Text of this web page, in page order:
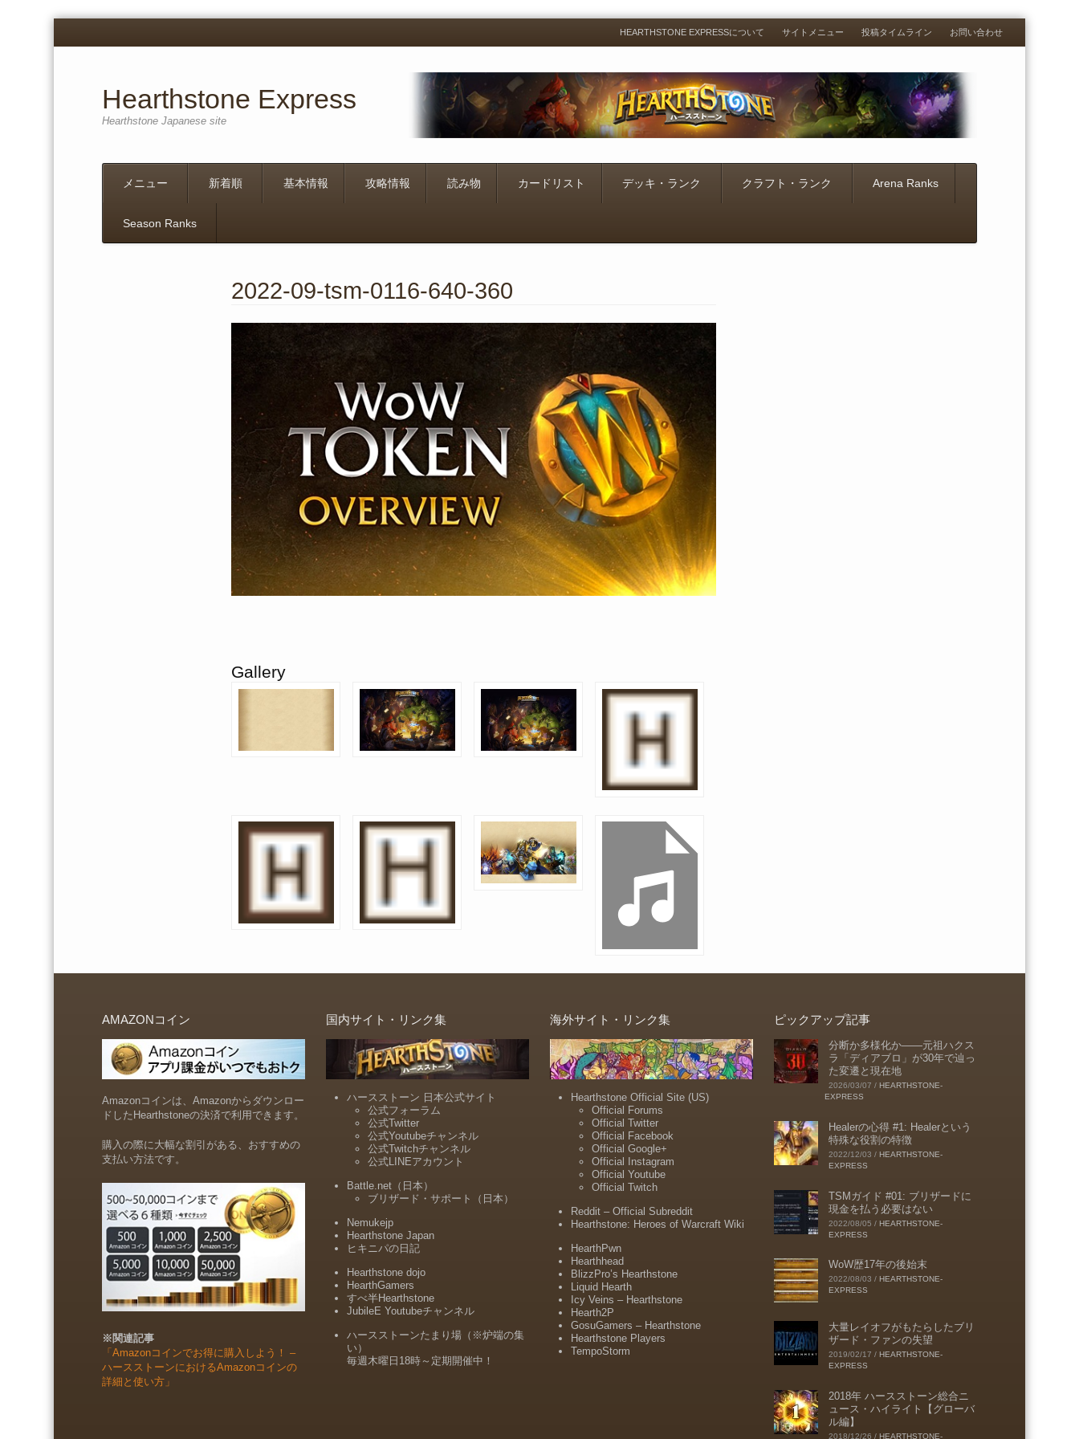
Menu
Skip
to
HEARTHSTONE EXPRESSについて サイトメニュー 投稿タイムライン お問い合わせ
Hearthstone Express
Hearthstone Japanese site
メニュー 新着順 基本情報 攻略情報 読み物 カードリスト デッキ・ランク クラフト・ランク Arena Ranks
Season Ranks
2022-09-tsm-0116-640-360
Gallery
AMAZONコイン
Amazonコインは、Amazonからダウンロー
ドしたHearthstoneの決済で利用できます。
購入の際に大幅な割引がある、おすすめの
支払い方法です。
※関連記事
「Amazonコインでお得に購入しよう！ –
ハースストーンにおけるAmazonコインの
詳細と使い方」
国内サイト・リンク集
ハースストーン 日本公式サイト
公式フォーラム
公式Twitter
公式Youtubeチャンネル
公式Twitchチャンネル
公式LINEアカウント
Battle.net（日本）
ブリザード・サポート（日本）
Nemukejp
Hearthstone Japan
ヒキニパの日記
Hearthstone dojo
HearthGamers
すべ半Hearthstone
JubileE Youtubeチャンネル
ハースストーンたまり場（※炉端の集
い）
毎週木曜日18時～定期開催中！
海外サイト・リンク集
Hearthstone Official Site (US)
Official Forums
Official Twitter
Official Facebook
Official Google+
Official Instagram
Official Youtube
Official Twitch
Reddit – Official Subreddit
Hearthstone: Heroes of Warcraft Wiki
HearthPwn
Hearthhead
BlizzPro’s Hearthstone
Liquid Hearth
Icy Veins – Hearthstone
Hearth2P
GosuGamers – Hearthstone
Hearthstone Players
TempoStorm
ピックアップ記事
分断か多様化か――元祖ハクス
ラ「ディアブロ」が30年で辿っ
た変遷と現在地
2026/03/07 / HEARTHSTONE-
EXPRESS
Healerの心得 #1: Healerという
特殊な役割の特徴
2022/12/03 / HEARTHSTONE-
EXPRESS
TSMガイド #01: ブリザードに
現金を払う必要はない
2022/08/05 / HEARTHSTONE-
EXPRESS
WoW歴17年の後始末
2022/08/03 / HEARTHSTONE-
EXPRESS
大量レイオフがもたらしたブリ
ザード・ファンの失望
2019/02/17 / HEARTHSTONE-
EXPRESS
2018年 ハースストーン総合ニ
ュース・ハイライト【グローバ
ル編】
2018/12/26 / HEARTHSTONE-